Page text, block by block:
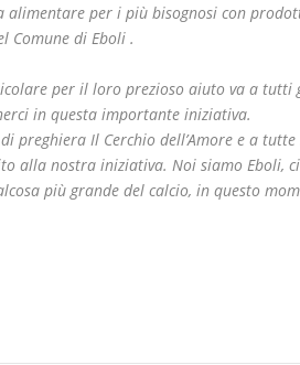
Comune di Eboli .
in questa importante iniziativa.
preghiera Il Cerchio dell’Amore e a
alla nostra iniziativa. Noi siamo Eboli,
più grande del calcio, in questo